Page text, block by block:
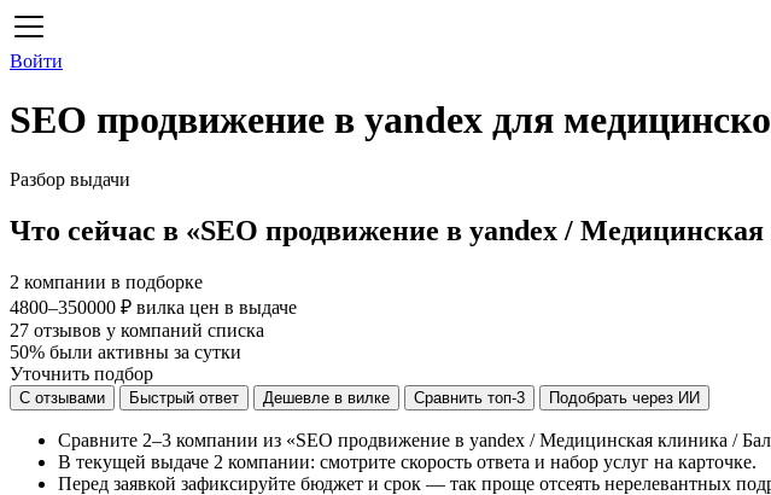
Войти
SEO продвижение в yandex для
Разбор выдачи
Что сейчас в «SEO продвижение в yandex /
2 компании в подборке
4800–350000 ₽ вилка цен в выдаче
27 отзывов у компаний списка
50% были активны за сутки
Уточнить подбор
С отзывами Быстрый ответ Дешевле в вилке Сравнить топ-3 Подобрать через ИИ
Сравните 2–3 компании из «SEO продвижение в yandex / Медицинская клиника /
В текущей выдаче 2 компании: смотрите скорость ответа и набор услуг на карточке.
Перед заявкой зафиксируйте бюджет и срок — так проще отсеять нерелевантных